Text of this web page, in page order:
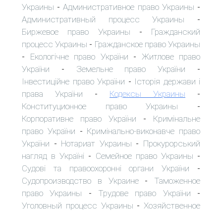
Украины -Административное право Украины -
Административный процесс Украины -
Биржевое право Украины - Гражданский
процесс Украины - Гражданское право Украины
- Екологічне право України - Житлове право
України - Земельне право України -
Інвестиційне право України - Історія держави і
права України - Кодексы Украины -
Конституционное право Украины -
Корпоративне право України - Кримінальне
право України - Кримінально-виконавче право
України - Нотариат Украины - Прокурорський
нагляд в Україні - Семейное право Украины -
Судові та правоохоронні органи України -
Судопроизводство в Украине- Таможенное
право Украины - Трудове право України -
Уголовный процесс Украины - Хозяйственное